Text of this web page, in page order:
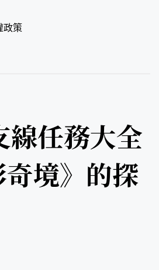
政策
線任務大全
境》的探